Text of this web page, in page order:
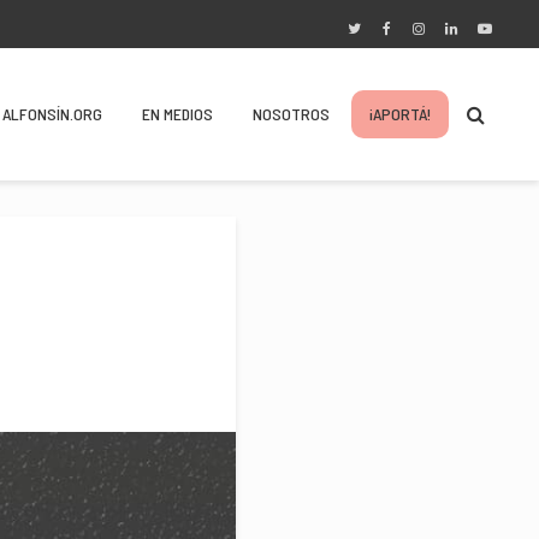
ALFONSÍN.ORG EN MEDIOS NOSOTROS ¡APORTÁ!